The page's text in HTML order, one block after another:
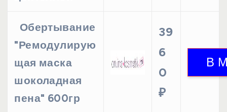
Обертывание
"Ремодулирую
щая маска
шоколадная
пена" 600гр
39
6
0
₽